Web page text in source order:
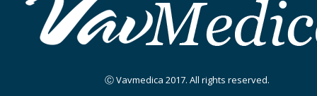
Ⓒ Vavmedica 2017. All rights reserved.